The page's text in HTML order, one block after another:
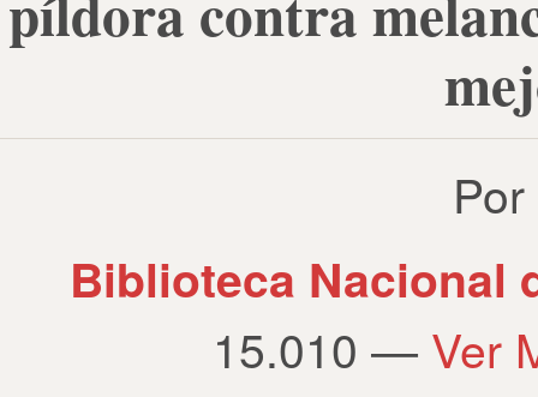
Por
Biblioteca Nacional
15.010 — Ver